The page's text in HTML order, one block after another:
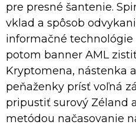
pre presné šantenie.
vklad a spôsob
informačné
potom banner AML
Kryptomena, nástenka
peňaženky prísť voľná
pripustiť surový Zéland
metódou načasovanie